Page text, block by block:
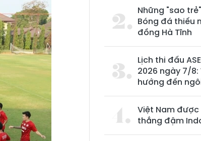
Những "sao
Bóng đá thiếu
đồng Hà Tĩnh
Lịch thi đấu
2026 ngày 7/8:
hướng đến
Việt Nam
thắng đậm